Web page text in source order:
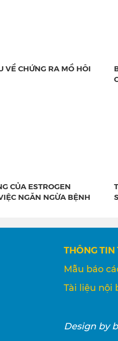
VỀ CHỨNG RA MỒ HÔI
CỦA ESTROGEN
NGĂN NGỪA BỆNH
THÔNG TIN
Mẫu báo
Tài liệu nội
Designby